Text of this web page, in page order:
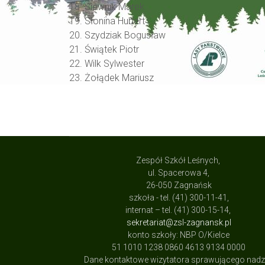
18. Siewnik Marek
19. Słonina Hubert
20. Szydziak Bogusław
21. Świątek Piotr
22. Wilk Sylwester
23. Żołądek Mariusz
Zespół Szkół Leśnych,
ul. Spacerowa 4,
26-050 Zagnańsk
szkoła - tel. (41) 300-11-41,
internat – tel. (41) 300-15-14,
sekretariat@zsl-zagnansk.pl
konto szkoły: NBP O/Kielce
51 1010 1238 0860 4613 9134 0000
Dane kontaktowe wizytatora sprawującego